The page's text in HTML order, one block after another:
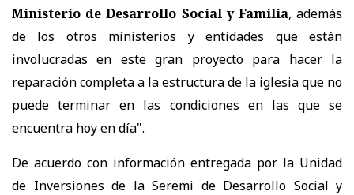
Ministerio de Desarrollo Social y Familia, además
de los otros ministerios y entidades que están
involucradas en este gran proyecto para hacer la
reparación completa a la estructura de la iglesia que no
puede terminar en las condiciones en las que se
encuentra hoy en día".
De acuerdo con información entregada por la Unidad
de Inversiones de la Seremi de Desarrollo Social y